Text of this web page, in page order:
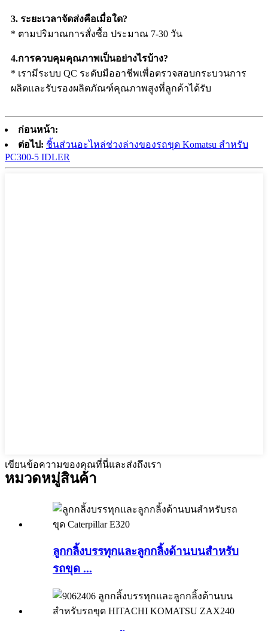
3. ระยะเวลาจัดส่งคือเมื่อใด?
* ตามปริมาณการสั่งซื้อ ประมาณ 7-30 วัน
4.การควบคุมคุณภาพเป็นอย่างไรบ้าง?
* เรามีระบบ QC ระดับมืออาชีพเพื่อตรวจสอบกระบวนการ
ผลิตและรับรองผลิตภัณฑ์คุณภาพสูงที่ลูกค้าได้รับ
ก่อนหน้า:
ต่อไป: ชิ้นส่วนอะไหล่ช่วงล่างของรถขุด Komatsu สำหรับ
PC300-5 IDLER
เขียนข้อความของคุณที่นี่และส่งถึงเรา
หมวดหมู่สินค้า
ลูกกลิ้งบรรทุกและลูกกลิ้งด้านบนสำหรับ
รถขุด ...